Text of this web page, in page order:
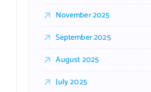
November 2025
September 2025
August 2025
July 2025